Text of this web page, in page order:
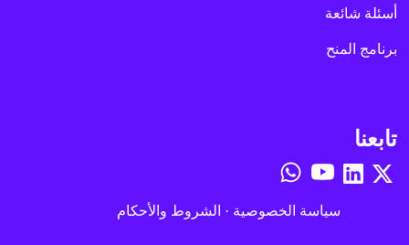
أسئلة شائعة
برنامج المنح
تابعنا
سياسة الخصوصية · الشروط والأحكام